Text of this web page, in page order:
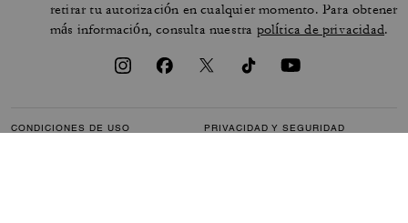
retirar tu autorización en cualquier momento. Para obtener
más información, consulta nuestra política de privacidad.
CONDICIONES DE USO PRIVACIDAD Y SEGURIDAD